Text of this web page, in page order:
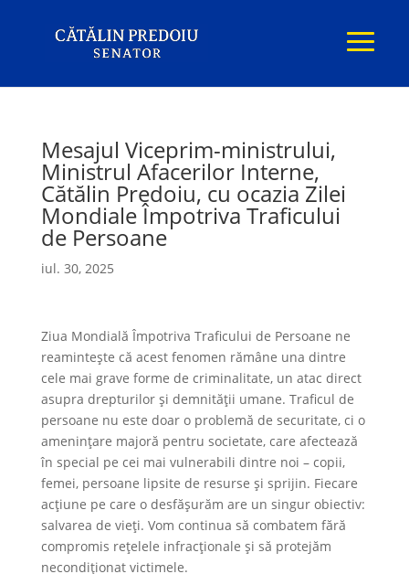
Mesajul Viceprim-ministrului,
Ministrul Afacerilor Interne,
Cătălin Predoiu, cu ocazia Zilei
Mondiale Împotriva Traficului
de Persoane
iul. 30, 2025
Ziua Mondială Împotriva Traficului de Persoane ne
reamintește că acest fenomen rămâne una dintre
cele mai grave forme de criminalitate, un atac direct
asupra drepturilor și demnității umane. Traficul de
persoane nu este doar o problemă de securitate, ci o
amenințare majoră pentru societate, care afectează
în special pe cei mai vulnerabili dintre noi – copii,
femei, persoane lipsite de resurse și sprijin. Fiecare
acțiune pe care o desfășurăm are un singur obiectiv:
salvarea de vieți. Vom continua să combatem fără
compromis rețelele infracționale și să protejăm
necondiționat victimele.